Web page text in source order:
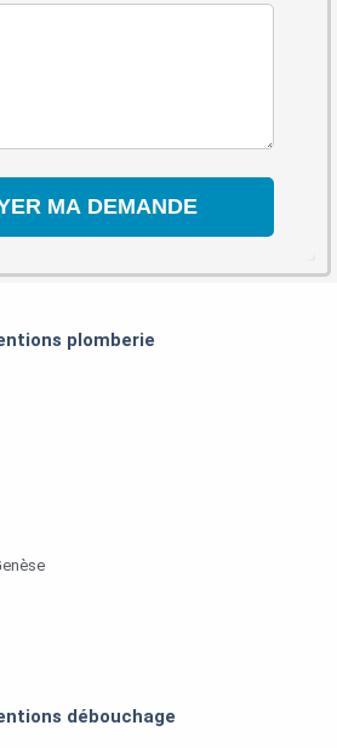
plomberie
débouchage